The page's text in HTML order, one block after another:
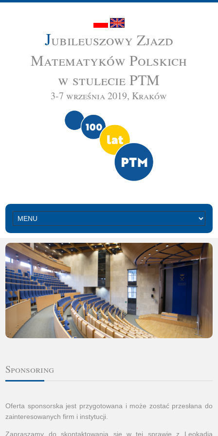
Jubileuszowy Zjazd
Matematyków Polskich
w stulecie PTM
3-7 września 2019, Kraków
Sponsoring
Oferta sponsorska jest przygotowana i może zostać przesłana do
zainteresowanych firm i instytucji.
Zapraszamy do skontaktowania się w tej sprawie z Leokadią